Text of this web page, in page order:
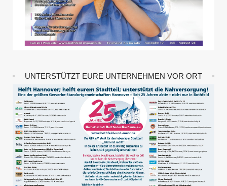
UNTERSTÜTZT EURE UNTERNEHMEN VOR ORT